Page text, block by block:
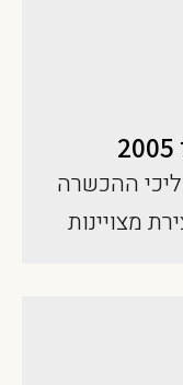
ההכשרה
מצויינות